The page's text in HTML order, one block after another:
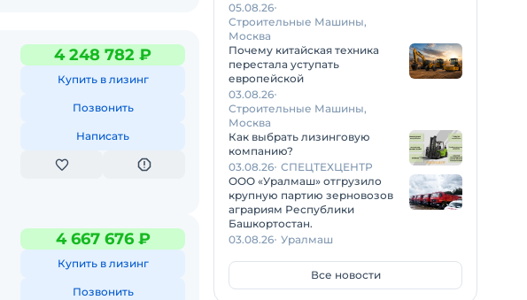
4 248 782 ₽
Купить в лизинг
Позвонить
Написать
4 667 676 ₽
Купить в лизинг
Позвонить
05.08.26
Строительные Машины,
Москва
Почему китайская техника
перестала уступать
европейской
03.08.26
Строительные Машины,
Москва
Как выбрать лизинговую
компанию?
03.08.26 СПЕЦТЕХЦЕНТР
ООО «Уралмаш» отгрузило
крупную партию зерновозов
аграриям Республики
Башкортостан.
03.08.26 Уралмаш
Все новости